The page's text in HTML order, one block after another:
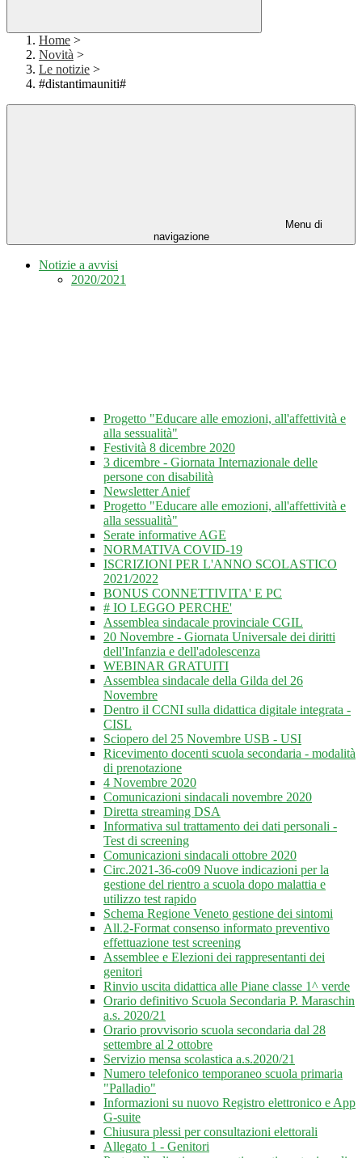
Home >
Novità >
Le notizie >
#distantimauniti#
Menu di
navigazione
Notizie a avvisi
2020/2021
Progetto "Educare alle emozioni, all'affettività e
alla sessualità"
Festività 8 dicembre 2020
3 dicembre - Giornata Internazionale delle
persone con disabilità
Newsletter Anief
Progetto "Educare alle emozioni, all'affettività e
alla sessualità"
Serate informative AGE
NORMATIVA COVID-19
ISCRIZIONI PER L'ANNO SCOLASTICO
2021/2022
BONUS CONNETTIVITA' E PC
# IO LEGGO PERCHE'
Assemblea sindacale provinciale CGIL
20 Novembre - Giornata Universale dei diritti
dell'Infanzia e dell'adolescenza
WEBINAR GRATUITI
Assemblea sindacale della Gilda del 26
Novembre
Dentro il CCNI sulla didattica digitale integrata -
CISL
Sciopero del 25 Novembre USB - USI
Ricevimento docenti scuola secondaria - modalità
di prenotazione
4 Novembre 2020
Comunicazioni sindacali novembre 2020
Diretta streaming DSA
Informativa sul trattamento dei dati personali -
Test di screening
Comunicazioni sindacali ottobre 2020
Circ.2021-36-co09 Nuove indicazioni per la
gestione del rientro a scuola dopo malattia e
utilizzo test rapido
Schema Regione Veneto gestione dei sintomi
All.2-Format consenso informato preventivo
effettuazione test screening
Assemblee e Elezioni dei rappresentanti dei
genitori
Rinvio uscita didattica alle Piane classe 1^ verde
Orario definitivo Scuola Secondaria P. Maraschin
a.s. 2020/21
Orario provvisorio scuola secondaria dal 28
settembre al 2 ottobre
Servizio mensa scolastica a.s.2020/21
Numero telefonico temporaneo scuola primaria
"Palladio"
Informazioni su nuovo Registro elettronico e App
G-suite
Chiusura plessi per consultazioni elettorali
Allegato 1 - Genitori